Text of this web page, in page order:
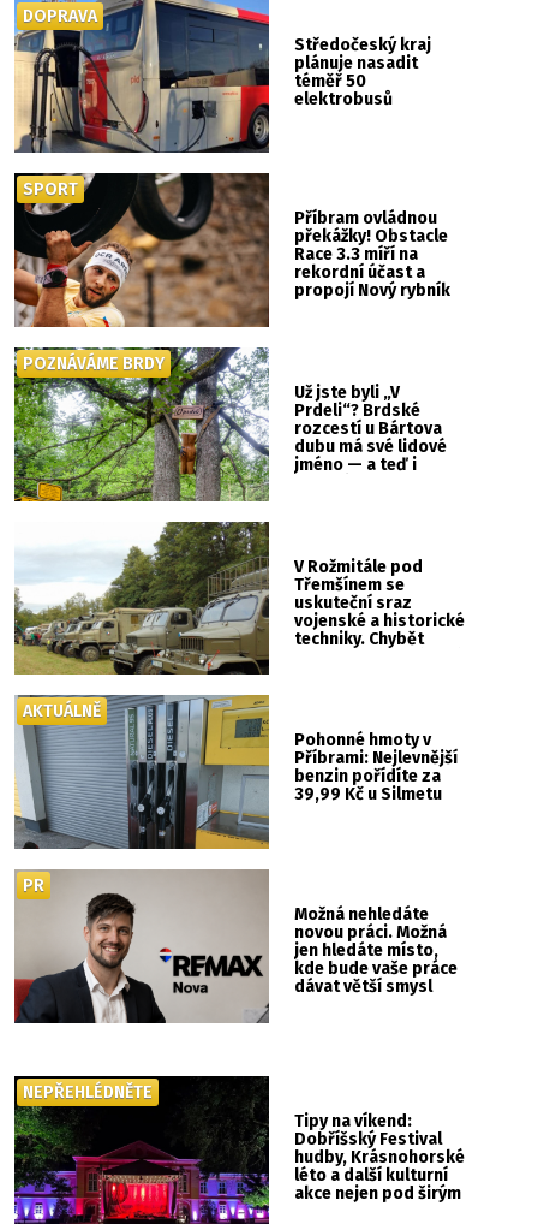
Středočeský kraj
plánuje nasadit
téměř 50
elektrobusů
DOPRAVA
Příbram ovládnou
překážky! Obstacle
Race 3.3 míří na
rekordní účast a
propojí Nový rybník
SPORT
Už jste byli „V
Prdeli“? Brdské
rozcestí u Bártova
dubu má své lidové
jméno — a teď i
POZNÁVÁME BRDY
V Rožmitále pod
Třemšínem se
uskuteční sraz
vojenské a historické
techniky. Chybět
Pohonné hmoty v
Příbrami: Nejlevnější
benzin pořídíte za
39,99 Kč u Silmetu
AKTUÁLNĚ
Možná nehledáte
novou práci. Možná
jen hledáte místo,
kde bude vaše práce
dávat větší smysl
PR
Tipy na víkend:
Dobříšský Festival
hudby, Krásnohorské
léto a další kulturní
akce nejen pod širým
NEPŘEHLÉDNĚTE